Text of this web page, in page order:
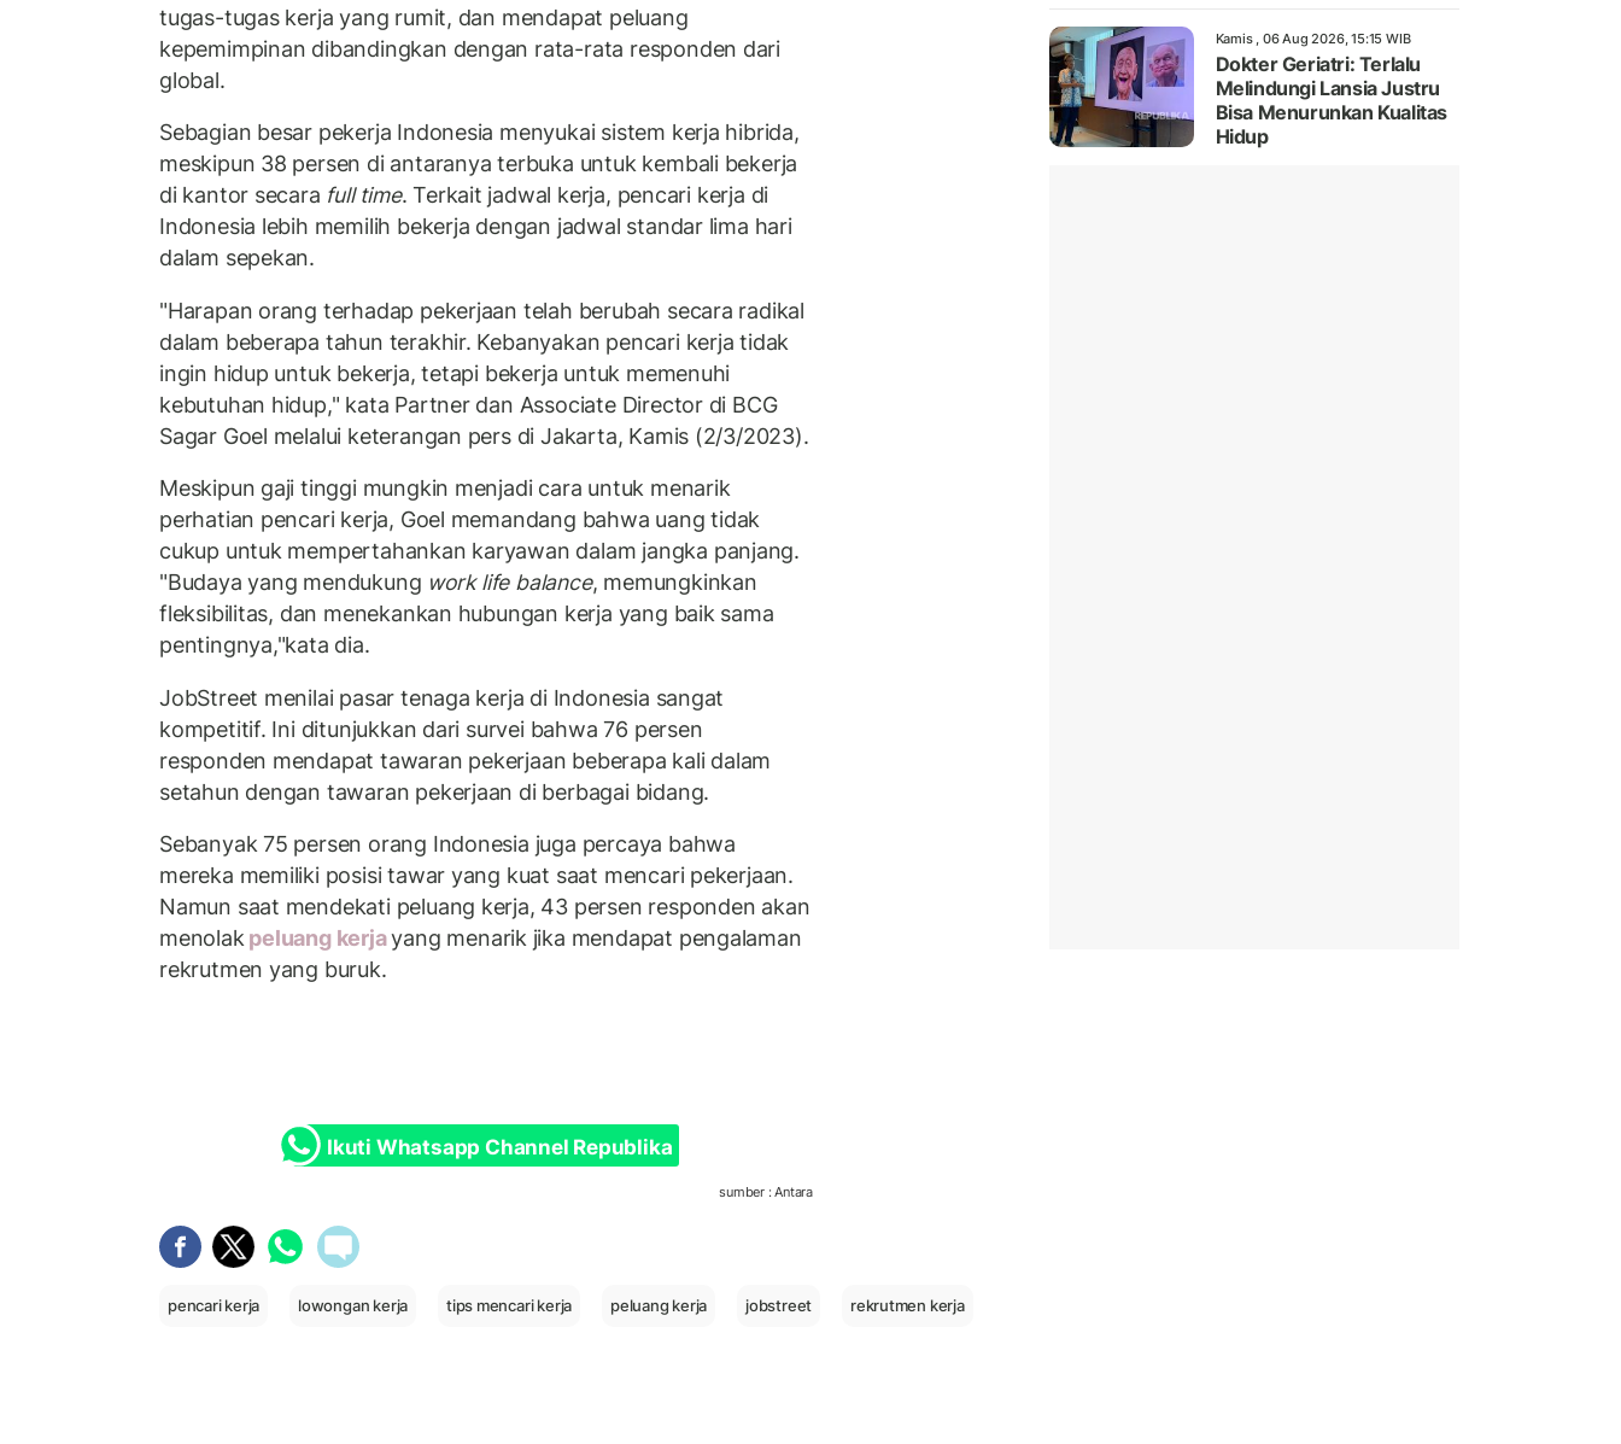
tugas-tugas kerja yang rumit, dan mendapat peluang
kepemimpinan dibandingkan dengan rata-rata responden dari
global.
Sebagian besar pekerja Indonesia menyukai sistem kerja hibrida,
meskipun 38 persen di antaranya terbuka untuk kembali bekerja
di kantor secara full time. Terkait jadwal kerja, pencari kerja di
Indonesia lebih memilih bekerja dengan jadwal standar lima hari
dalam sepekan.
"Harapan orang terhadap pekerjaan telah berubah secara radikal
dalam beberapa tahun terakhir. Kebanyakan pencari kerja tidak
ingin hidup untuk bekerja, tetapi bekerja untuk memenuhi
kebutuhan hidup," kata Partner dan Associate Director di BCG
Sagar Goel melalui keterangan pers di Jakarta, Kamis (2/3/2023).
Meskipun gaji tinggi mungkin menjadi cara untuk menarik
perhatian pencari kerja, Goel memandang bahwa uang tidak
cukup untuk mempertahankan karyawan dalam jangka panjang.
"Budaya yang mendukung work life balance, memungkinkan
fleksibilitas, dan menekankan hubungan kerja yang baik sama
pentingnya,"kata dia.
JobStreet menilai pasar tenaga kerja di Indonesia sangat
kompetitif. Ini ditunjukkan dari survei bahwa 76 persen
responden mendapat tawaran pekerjaan beberapa kali dalam
setahun dengan tawaran pekerjaan di berbagai bidang.
Sebanyak 75 persen orang Indonesia juga percaya bahwa
mereka memiliki posisi tawar yang kuat saat mencari pekerjaan.
Namun saat mendekati peluang kerja, 43 persen responden akan
menolakpeluang kerjayang menarik jika mendapat pengalaman
rekrutmen yang buruk.
Ikuti Whatsapp Channel Republika
sumber : Antara
pencari kerja lowongan kerja tips mencari kerja peluang kerja jobstreet rekrutmen kerja
Kamis , 06 Aug 2026, 15:15 WIB
Dokter Geriatri: Terlalu
Melindungi Lansia Justru
Bisa Menurunkan Kualitas
Hidup